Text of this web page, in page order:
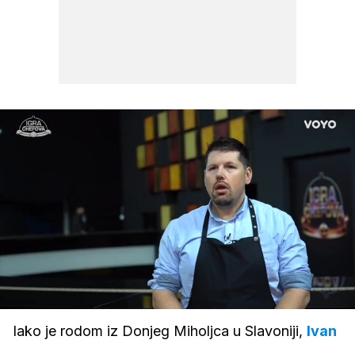
zvuk
/
50.30%
Iako je rodom iz Donjeg Miholjca u Slavoniji, Ivan